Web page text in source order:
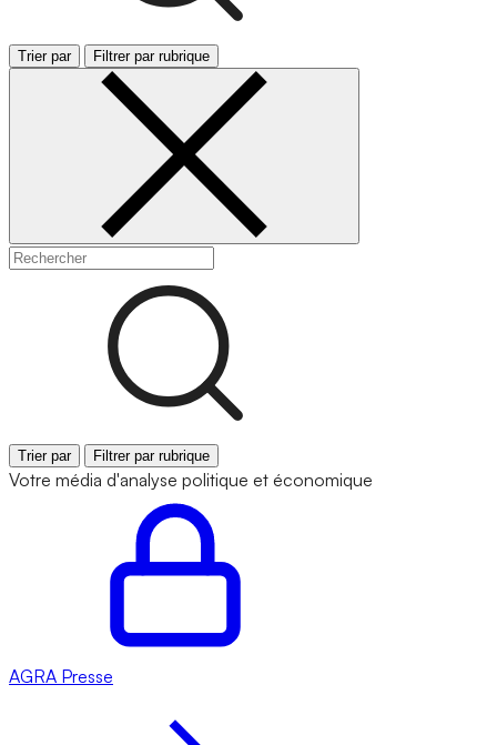
Trier par Filtrer par rubrique
Trier par Filtrer par rubrique
Votre média d'analyse politique et économique
AGRA Presse